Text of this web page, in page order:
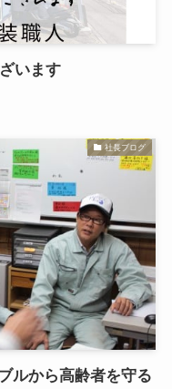
います
社長ブログ
ルから高齢者を守る